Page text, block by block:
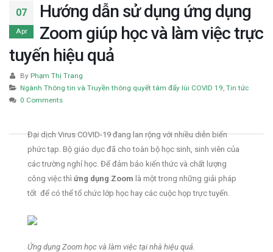
07
Apr
Hướng dẫn sử dụng ứng dụng
Zoom giúp học và làm việc trực
tuyến hiệu quả
By Phạm Thị Trang
Ngành Thông tin và Truyền thông quyết tâm đẩy lùi COVID 19 Tin tức
0 Comments
Đại dịch Virus COVID-19 đang lan rộng với nhiều diễn biến
phức tạp. Bộ giáo dục đã cho toàn bộ học sinh, sinh viên của
các trường nghỉ học. Để đảm bảo kiến thức và chất lượng
công việc thì ứng dụng Zoom là một trong những giải pháp
tốt để có thể tổ chức lớp học hay các cuộc họp trực tuyến.
Ứng dụng Zoom học và làm việc tại nhà hiệu quả.